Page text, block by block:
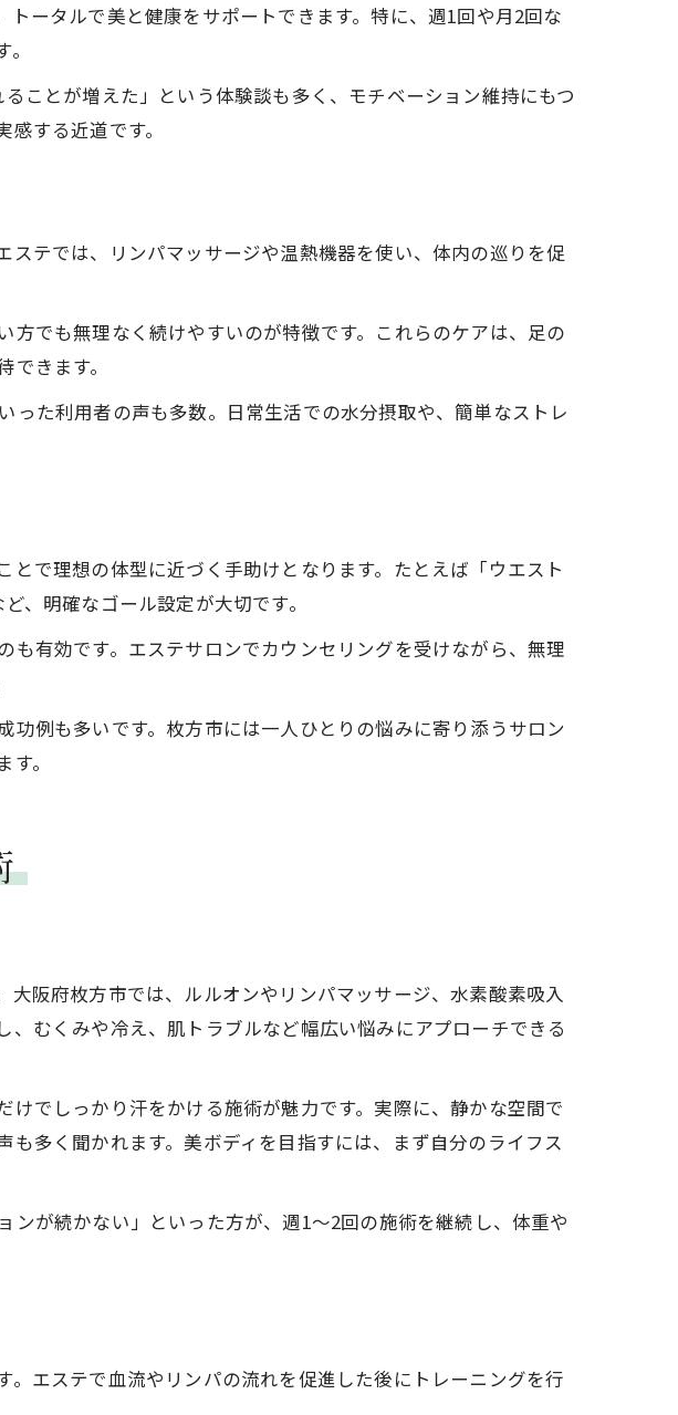
高めるポイント
ステの特徴
善を目指す方法
を叶える流れ
るセルフケア法
ータルで美と健康をサポートできます。特に、週1回や月2回な
ことが増えた」という体験談も多く、モチベーション維持にもつ
する近道です。
テでは、リンパマッサージや温熱機器を使い、体内の巡りを促
でも無理なく続けやすいのが特徴です。これらのケアは、足の
きます。
った利用者の声も多数。日常生活での水分摂取や、簡単なストレ
で理想の体型に近づく手助けとなります。たとえば「ウエスト
、明確なゴール設定が大切です。
有効です。エステサロンでカウンセリングを受けながら、無理
功例も多いです。枚方市には一人ひとりの悩みに寄り添うサロン
。
阪府枚方市では、ルルオンやリンパマッサージ、水素酸素吸入
むくみや冷え、肌トラブルなど幅広い悩みにアプローチできる
でしっかり汗をかける施術が魅力です。実際に、静かな空間で
多く聞かれます。美ボディを目指すには、まず自分のライフス
が続かない」といった方が、週1～2回の施術を継続し、体重や
エステで血流やリンパの流れを促進した後にトレーニングを行